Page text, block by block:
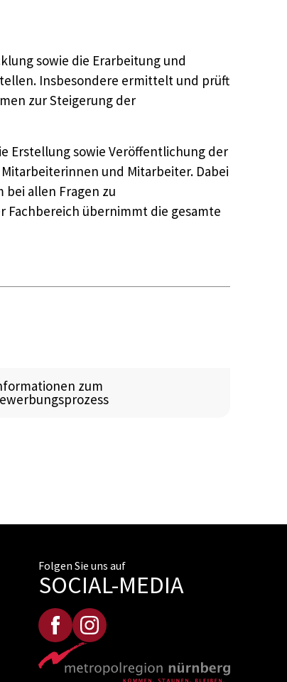
sowie die Erarbeitung und
Insbesondere ermittelt und prüft
zur Steigerung der
Erstellung sowie Veröffentlichung der
und Mitarbeiter. Dabei
allen Fragen zu
übernimmt die gesamte
zum
Folgen Sie uns auf
SOCIAL-MEDIA